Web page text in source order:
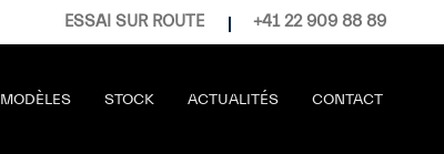
ESSAI SUR ROUTE +41 22 909 88 89
MODÈLES STOCK ACTUALITÉS CONTACT